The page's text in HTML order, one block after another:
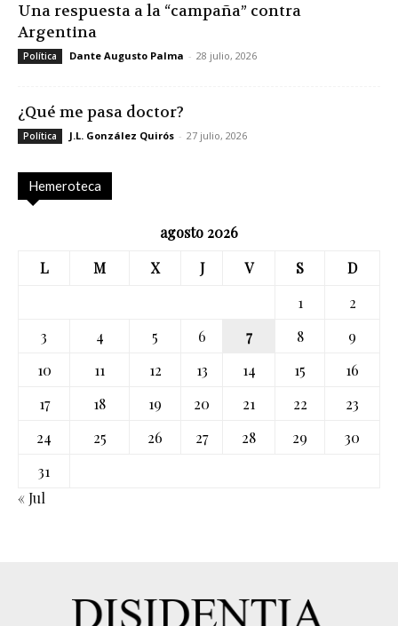
Una respuesta a la “campaña” contra
Argentina
Política Dante Augusto Palma - 28 julio, 2026
¿Qué me pasa doctor?
Política J.L. González Quirós - 27 julio, 2026
Hemeroteca
agosto 2026
L
M X J V S
D
1
2
3
4 5 6 7 8
9
10
11 12 13 14 15
16
17
18 19 20 21 22
23
24
25 26 27 28 29
30
31
« Jul